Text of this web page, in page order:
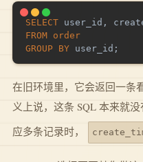
SELECT user_id ,
FROM order
GROUP BY user_id ;
在旧环境里，它会返回一条
义上说，这条 SQL 本来就
应多条记录时，